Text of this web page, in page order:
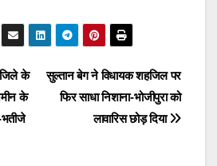
सुल्तान बेग ने विधायक शहजिल पर
फिर साधा निशाना-भोजीपुरा को
लावारिस छोड़ दिया
जिले के
के